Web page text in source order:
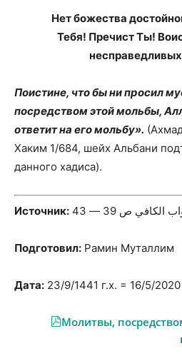
Нет божества
Тебя! Пречист Ты!
Поистине, что бы ни просил
посредством этой мольбы,
ответит на его мольбу».
Хаким 1/684, шейх Альбани
данного хадиса).
Источник: ص 39 — 43
Подготовил: Рамин Муталлим
Дата: 23/9/1441 г.х. = 16/5/2020
Молитвы,